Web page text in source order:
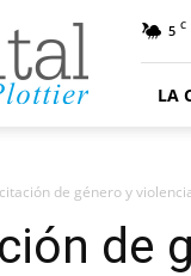
5 C
LA
de género y
de